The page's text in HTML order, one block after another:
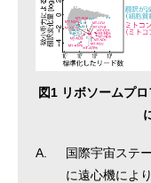
図1 リボソームプ
A.
国際宇宙ステ
に遠心機によ